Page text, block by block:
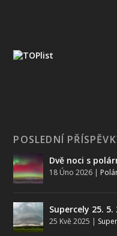
POSLEDNÍ
Dvě noci s
18 Úno 2026 |
Supercely 25. 5.
25 Kvě 2025 |